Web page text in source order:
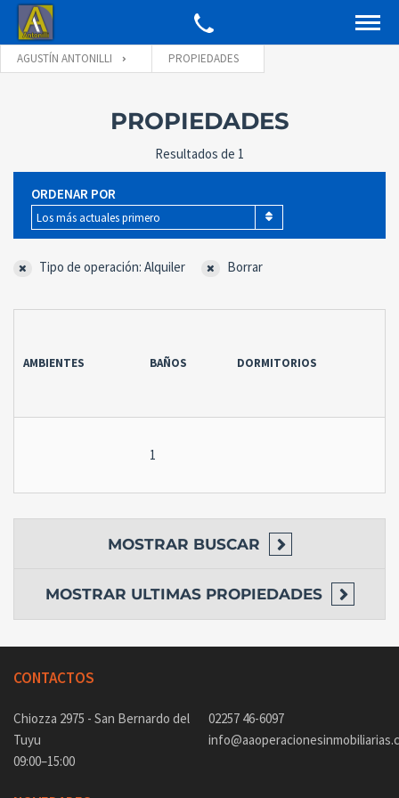
AGUSTÍN ANTONILLI PROPIEDADES
PROPIEDADES
Resultados de 1
ORDENAR POR
Los más actuales primero
Tipo de operación: Alquiler Borrar
AMBIENTES BAÑOS DORMITORIOS
1
MOSTRAR BUSCAR
MOSTRAR ULTIMAS PROPIEDADES
CONTACTOS
Chiozza 2975 - San Bernardo del
Tuyu
09:00–15:00
02257 46-6097